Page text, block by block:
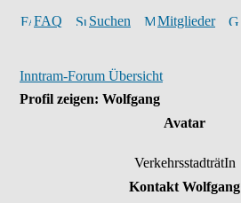
FAQ Suchen Mitglieder
Inntram-Forum Übersicht
Profil zeigen: Wolfgang
Avatar
VerkehrsstadträtIn
Kontakt Wolfgang